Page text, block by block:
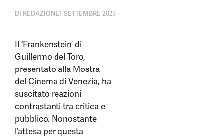
DI REDAZIONE1 SETTEMBRE 2025
Il ‘Frankenstein’ di
Guillermo del Toro,
presentato alla Mostra
del Cinema di Venezia, ha
suscitato reazioni
contrastanti tra critica e
pubblico. Nonostante
l’attesa per questa